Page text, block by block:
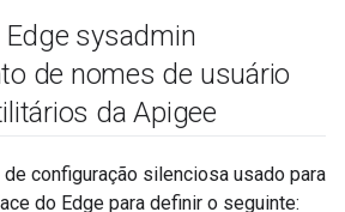
sysadmin
de nomes de usuário
da Apigee
configuração silenciosa usado para
do Edge para definir o seguinte: